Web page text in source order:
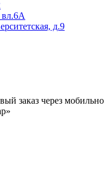
д.9
заказ через